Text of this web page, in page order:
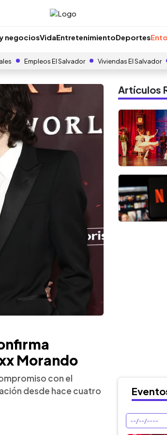
negociosVidaEntretenimientoDeportes
Empleos El Salvador Viviendas El Salvador
Morando
con el
desde hace cuatro
Artículos